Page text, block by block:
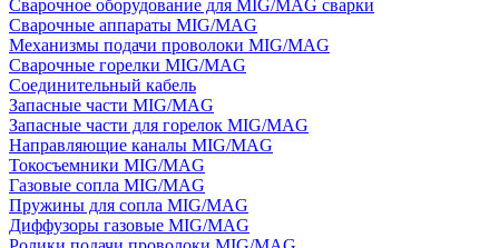
Сварочное оборудование для MIG/MAG сварки
Сварочные аппараты MIG/MAG
Механизмы подачи проволоки MIG/MAG
Сварочные горелки MIG/MAG
Соединительный кабель
Запасные части MIG/MAG
Запасные части для горелок MIG/MAG
Направляющие каналы MIG/MAG
Токосъемники MIG/MAG
Газовые сопла MIG/MAG
Пружины для сопла MIG/MAG
Диффузоры газовые MIG/MAG